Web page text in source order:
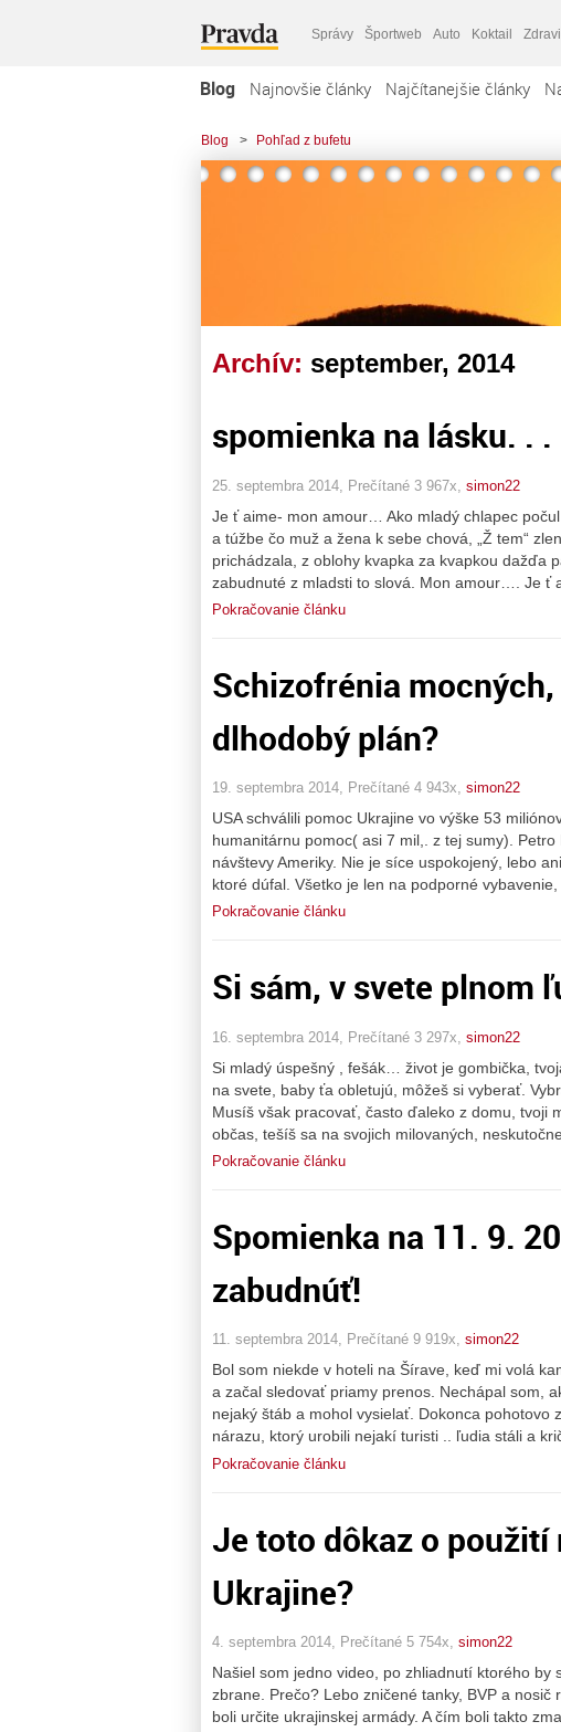
Správy Športweb Auto Koktail
Blog Najnovšie články Najčítanejšie články
Blog > Pohľad z bufetu
Archív: september, 2014
spomienka na lásku. . .
25. septembra 2014, Prečítané 3 967x, simon22
Je ť aime- mon amour… Ako mladý chlapec
a túžbe čo muž a žena k sebe chová, „Ž tem“
prichádzala, z oblohy kvapka za kvapkou dažďa
zabudnuté z mladsti to slová. Mon amour…. Je ť
Pokračovanie článku
Schizofrénia
dlhodobý plán?
19. septembra 2014, Prečítané 4 943x, simon22
USA schválili pomoc Ukrajine vo výške 53
humanitárnu pomoc( asi 7 mil,. z tej sumy).
návštevy Ameriky. Nie je síce uspokojený, lebo
ktoré dúfal. Všetko je len na podporné
Pokračovanie článku
Si sám, v svete plnom
16. septembra 2014, Prečítané 3 297x, simon22
Si mladý úspešný , fešák… život je gombička,
na svete, baby ťa obletujú, môžeš si vyberať.
Musíš však pracovať, často ďaleko z domu, tvoji
občas, tešíš sa na svojich milovaných,
Pokračovanie článku
Spomienka na 11. 9.
zabudnúť!
11. septembra 2014, Prečítané 9 919x, simon22
Bol som niekde v hoteli na Šírave, keď mi volá
a začal sledovať priamy prenos. Nechápal som,
nejaký štáb a mohol vysielať. Dokonca
nárazu, ktorý urobili nejakí turisti .. ľudia stáli a
Pokračovanie článku
Je toto dôkaz o
Ukrajine?
4. septembra 2014, Prečítané 5 754x, simon22
Našiel som jedno video, po zhliadnutí ktorého
zbrane. Prečo? Lebo zničené tanky, BVP a nosič
boli určite ukrajinskej armády. A čím boli takto